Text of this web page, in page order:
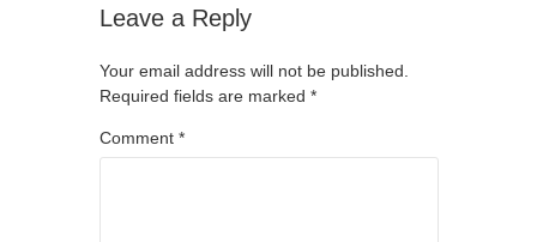
Leave a Reply
Your email address will not be published.
Required fields are marked *
Comment *